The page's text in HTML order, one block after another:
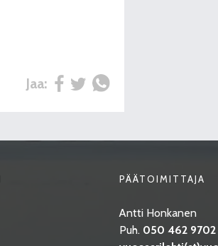
Jaa:
PÄÄTOIMITTAJA
Antti Honkanen
Puh. 050 462 9702